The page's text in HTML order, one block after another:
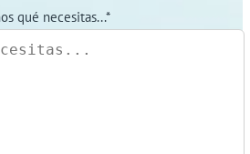
qué necesitas...*